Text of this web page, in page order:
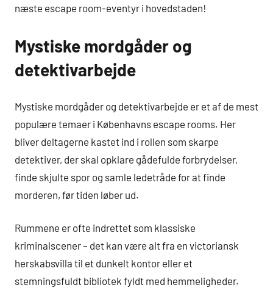
næste escape room-eventyr i hovedstaden!
Mystiske mordgåder og
detektivarbejde
Mystiske mordgåder og detektivarbejde er et af de mest
populære temaer i Københavns escape rooms. Her
bliver deltagerne kastet ind i rollen som skarpe
detektiver, der skal opklare gådefulde forbrydelser,
finde skjulte spor og samle ledetråde for at finde
morderen, før tiden løber ud.
Rummene er ofte indrettet som klassiske
kriminalscener – det kan være alt fra en victoriansk
herskabsvilla til et dunkelt kontor eller et
stemningsfuldt bibliotek fyldt med hemmeligheder.